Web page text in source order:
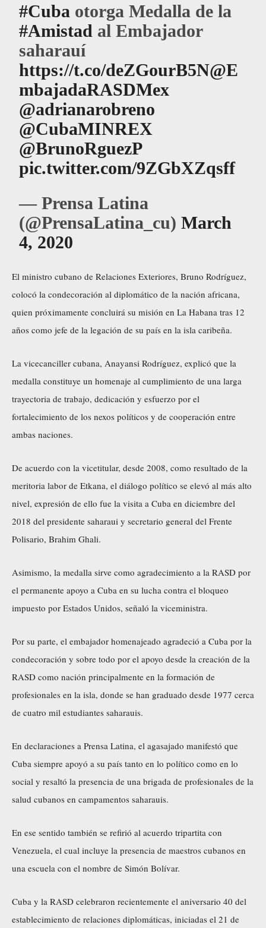
#Cuba otorga Medalla de la
#Amistad al Embajador
saharauí
https://t.co/deZGourB5N@E
mbajadaRASDMex
@adrianarobreno
@CubaMINREX
@BrunoRguezP
pic.twitter.com/9ZGbXZqsff
— Prensa Latina
(@PrensaLatina_cu)March
4, 2020
El ministro cubano de Relaciones Exteriores, Bruno Rodríguez,
colocó la condecoración al diplomático de la nación africana,
quien próximamente concluirá su misión en La Habana tras 12
años como jefe de la legación de su país en la isla caribeña.
La vicecanciller cubana, Anayansi Rodríguez, explicó que la
medalla constituye un homenaje al cumplimiento de una larga
trayectoria de trabajo, dedicación y esfuerzo por el
fortalecimiento de los nexos políticos y de cooperación entre
ambas naciones.
De acuerdo con la vicetitular, desde 2008, como resultado de la
meritoria labor de Etkana, el diálogo político se elevó al más alto
nivel, expresión de ello fue la visita a Cuba en diciembre del
2018 del presidente saharaui y secretario general del Frente
Polisario, Brahim Ghali.
Asimismo, la medalla sirve como agradecimiento a la RASD por
el permanente apoyo a Cuba en su lucha contra el bloqueo
impuesto por Estados Unidos, señaló la viceministra.
Por su parte, el embajador homenajeado agradeció a Cuba por la
condecoración y sobre todo por el apoyo desde la creación de la
RASD como nación principalmente en la formación de
profesionales en la isla, donde se han graduado desde 1977 cerca
de cuatro mil estudiantes saharauis.
En declaraciones a Prensa Latina, el agasajado manifestó que
Cuba siempre apoyó a su país tanto en lo político como en lo
social y resaltó la presencia de una brigada de profesionales de la
salud cubanos en campamentos saharauis.
En ese sentido también se refirió al acuerdo tripartita con
Venezuela, el cual incluye la presencia de maestros cubanos en
una escuela con el nombre de Simón Bolívar.
Cuba y la RASD celebraron recientemente el aniversario 40 del
establecimiento de relaciones diplomáticas, iniciadas el 21 de